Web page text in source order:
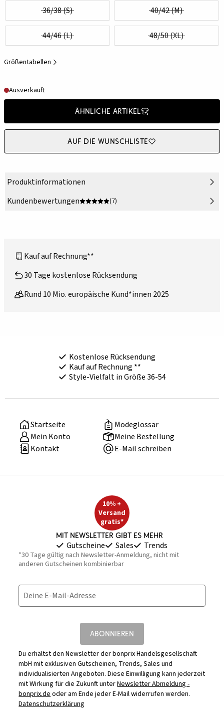
36/38 (S) 40/42 (M)
44/46 (L) 48/50 (XL)
Größentabellen
Ausverkauft
Ähnliche Artikel
Auf die Wunschliste
Produktinformationen
Kundenbewertungen
(7)
Kauf auf Rechnung**
30 Tage kostenlose Rücksendung
Rund 10 Mio. europäische Kund*innen 2025
Kostenlose Rücksendung
Kauf auf Rechnung **
Style-Vielfalt in Größe 36-54
Startseite
Modeglossar
Mein Konto
Meine Bestellung
Kontakt
E-Mail schreiben
10% +
Versand
gratis*
Mit Newsletter gibt es mehr
Gutscheine Sales Trends
*30 Tage gültig nach Newsletter-Anmeldung, nicht mit
anderen Gutscheinen kombinierbar
Deine E-Mail-Adresse
ABONNIEREN
Du erhältst den Newsletter der bonprix Handelsgesellschaft
mbH mit exklusiven Gutscheinen, Trends, Sales und
individualisierten Angeboten. Diese Einwilligung kann jederzeit
mit Wirkung für die Zukunft unterNewsletter Abmeldung -
bonprix.deoder am Ende jeder E-Mail widerrufen werden.
Datenschutzerklärung